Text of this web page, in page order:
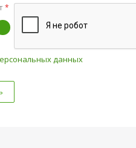
*
данных